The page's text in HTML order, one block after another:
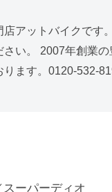
アットバイクです
さい。 2007年創業
ます。0120-532-
スーパーディオ